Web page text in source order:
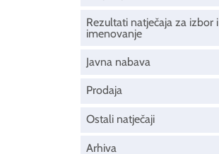
Rezultati natječaja za izbor i
imenovanje
Javna nabava
Prodaja
Ostali natječaji
Arhiva